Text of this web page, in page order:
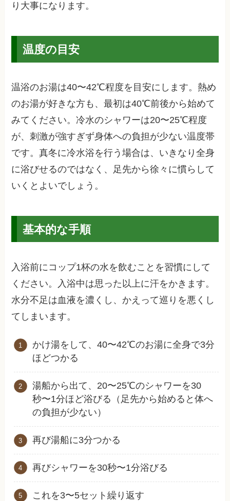
り大事になります。
温度の目安
温浴のお湯は40〜42℃程度を目安にします。熱め
のお湯が好きな方も、最初は40℃前後から始めて
みてください。冷水のシャワーは20〜25℃程度
が、刺激が強すぎず身体への負担が少ない温度帯
です。真冬に冷水浴を行う場合は、いきなり全身
に浴びせるのではなく、足先から徐々に慣らして
いくとよいでしょう。
基本的な手順
入浴前にコップ1杯の水を飲むことを習慣にして
ください。入浴中は思った以上に汗をかきます。
水分不足は血液を濃くし、かえって巡りを悪くし
てしまいます。
かけ湯をして、40〜42℃のお湯に全身で3分
ほどつかる
湯船から出て、20〜25℃のシャワーを30
秒〜1分ほど浴びる（足先から始めると体へ
の負担が少ない）
再び湯船に3分つかる
再びシャワーを30秒〜1分浴びる
これを3〜5セット繰り返す